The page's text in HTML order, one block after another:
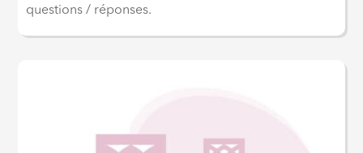
questions / réponses.